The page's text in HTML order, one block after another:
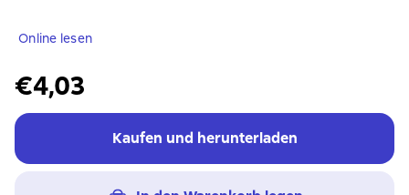
Online lesen
€4,03
Kaufen und herunterladen